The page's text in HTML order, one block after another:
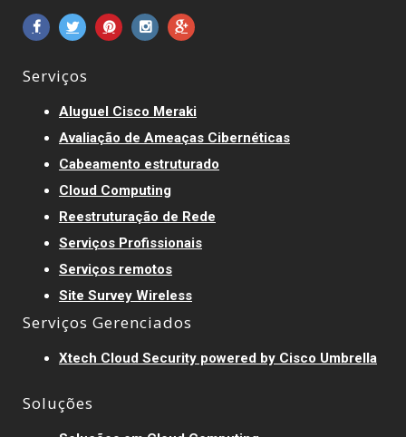
Serviços
Aluguel Cisco Meraki
Avaliação de Ameaças Cibernéticas
Cabeamento estruturado
Cloud Computing
Reestruturação de Rede
Serviços Profissionais
Serviços remotos
Site Survey Wireless
Serviços Gerenciados
Xtech Cloud Security powered by Cisco Umbrella
Soluções